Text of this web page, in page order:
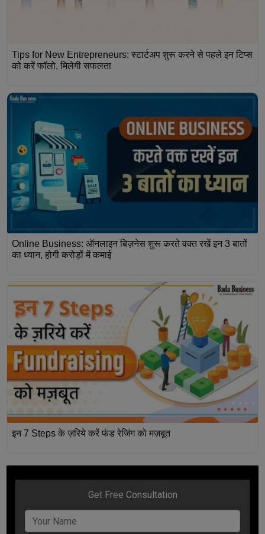
Tips for New Entrepreneurs: स्टार्टअप शुरू करने से पहले इन टिप्स
को करें फॉलो, मिलेगी सफलता
Online Business: ऑनलाइन बिज़नेस शुरू करते वक्त रखें इन 3 बातों
का ध्यान, होगी करोड़ों में कमाई
इन 7 Steps के ज़रिये करें फंड रेजिंग को मज़बूत